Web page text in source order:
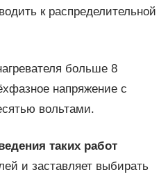
к распределительной
больше 8
напряжение с
вольтами.
таких работ
и заставляет выбирать